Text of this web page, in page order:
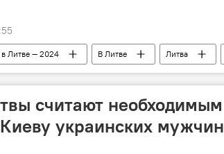
Литве — 2024 В Литве Литва
считают необходимым
украинских мужчин